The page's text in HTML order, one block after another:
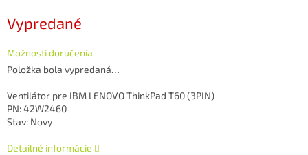
cena:
Vypredané
Možnosti doručenia
Položka bola vypredaná…
Ventilátor pre IBM LENOVO ThinkPad T60 (3PIN)
PN: 42W2460
Stav: Novy
Detailné informácie